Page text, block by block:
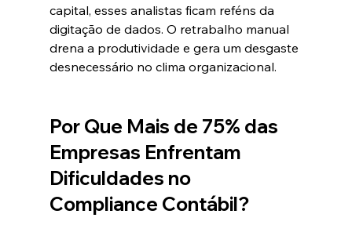
capital, esses analistas ficam reféns da
digitação de dados. O retrabalho manual
drena a produtividade e gera um desgaste
desnecessário no clima organizacional.
Por Que Mais de 75% das
Empresas Enfrentam
Dificuldades no
Compliance Contábil?